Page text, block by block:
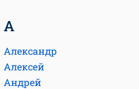
А
Александр
Алексей
Андрей